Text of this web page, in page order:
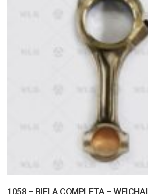
1058 – BIELA COMPLETA – WEICHAI